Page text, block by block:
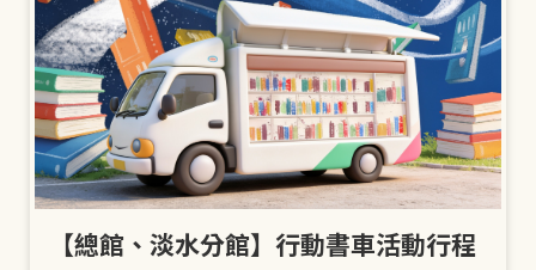
【總館、淡水分館】行動書車活動行程